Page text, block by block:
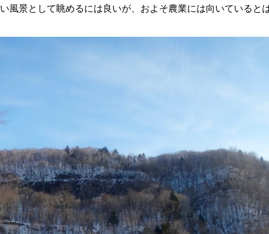
風景として眺めるには良いが、およそ農業には向いていると